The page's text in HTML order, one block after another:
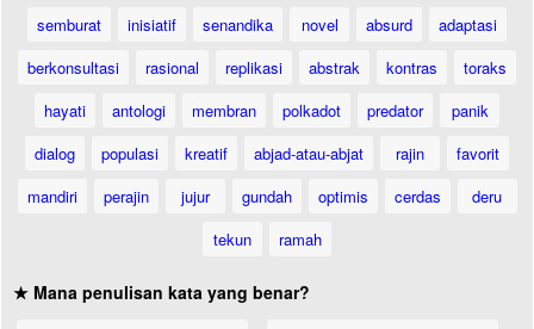
semburat
inisiatif senandika novel absurd
adaptasi
berkonsultasi
rasional replikasi abstrak kontras
toraks
hayati
antologi membran polkadot predator
panik
dialog
populasi kreatif abjad-atau-abjat rajin
favorit
mandiri
perajin jujur gundah optimis cerdas
deru
tekun
ramah
★ Mana penulisan kata yang benar?